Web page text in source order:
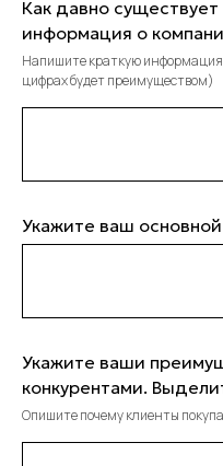
Как давно существует
информация о
Напишите краткую
цифрах будет преимуществом)
Укажите ваш
Укажите ваши
конкурентами.
Опишите почему клиенты